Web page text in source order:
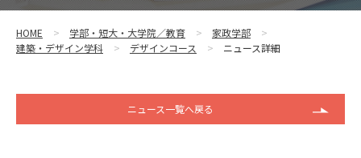
HOME 学部・短大・大学院／教育
家政学部
建築・デザイン学科
デザインコース ニュース詳細
ニュース一覧へ戻る